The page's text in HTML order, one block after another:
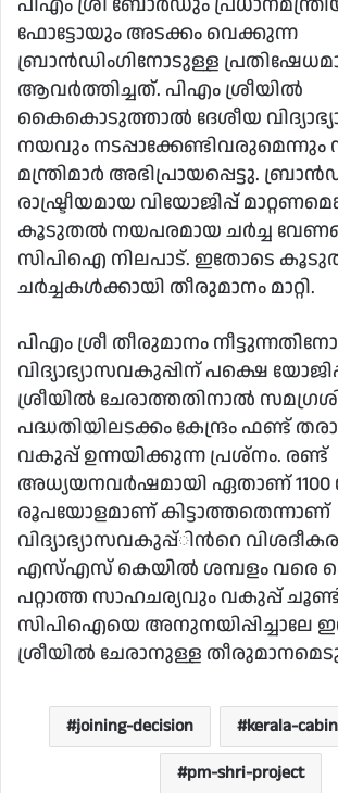
ഫോട്ടോയും അടക്കം വെക്കുന്ന
ബ്രാൻഡിംഗിനോടുള്ള
ആവർത്തിച്ചത്. പിഎം ശ്രീയിൽ
കൈകൊടുത്താൽ ദേശീയ
നയവും
മന്ത്രിമാർ അഭിപ്രായപ്പെട്ടു.
രാഷ്ട്രീയമായ വിയോജിപ്പ്
കൂടുതൽ നയപരമായ ചർച്ച
സിപിഐ നിലപാട്. ഇതോടെ
ചർച്ചകൾക്കായി തീരുമാനം മാറ്റി.
പിഎം ശ്രീ തീരുമാനം
വിദ്യാഭ്യാസവകുപ്പിന് പക്ഷെ
ശ്രീയിൽ ചേരാത്തതിനാൽ
പദ്ധതിയിലടക്കം കേന്ദ്രം ഫണ്ട്
വകുപ്പ് ഉന്നയിക്കുന്ന പ്രശ്നം. രണ്ട്
അധ്യയനവർഷമായി ഏതാണ് 1100
രൂപയോളമാണ് കിട്ടാത്തതെന്നാണ്
വിദ്യാഭ്യാസവകുപ്പ്ിൻറെ
എസ്എസ് കെയിൽ ശമ്പളം വരെ
പറ്റാത്ത സാഹചര്യവും വകുപ്പ്
സിപിഐയെ അനുനയിപ്പിച്ചാലേ
ശ്രീയിൽ ചേരാനുള്ള
joining-decision
kerala-
pm-shri-project